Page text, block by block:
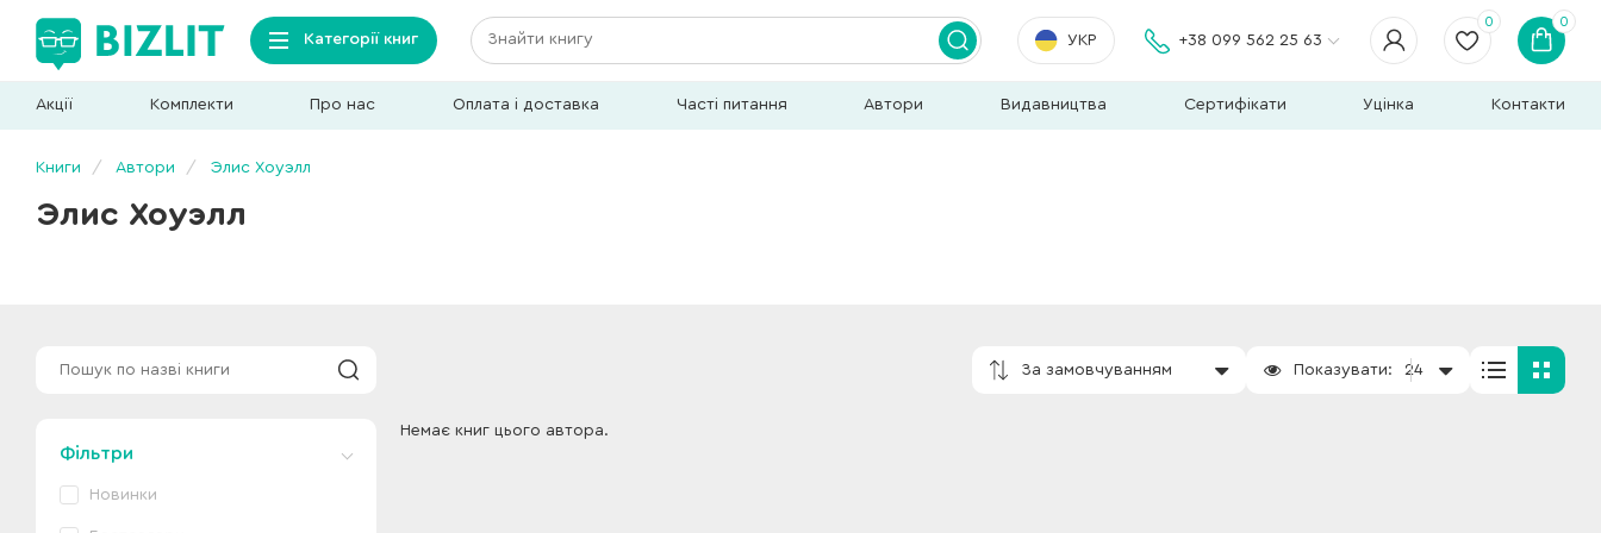
Категорії книг УКР +38 099 562 25 63
0 0
Акції Комплекти Про нас Оплата і доставка Часті питання Автори Видавництва Сертифікати Уцінка Контакти
Книги Автори Элис Хоуэлл
Элис Хоуэлл
За замовчуванням Показувати: 24
Фільтри
Новинки
Немає книг цього автора.